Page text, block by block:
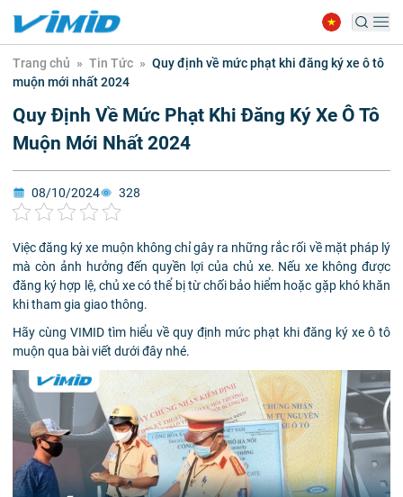
Trang chủ » Tin Tức » Quy định về mức phạt khi đăng ký xe ô tô
muộn mới nhất 2024
Quy Định Về Mức Phạt Khi Đăng Ký Xe Ô Tô
Muộn Mới Nhất 2024
08/10/2024 328
Việc đăng ký xe muộn không chỉ gây ra những rắc rối về mặt pháp lý
mà còn ảnh hưởng đến quyền lợi của chủ xe. Nếu xe không được
đăng ký hợp lệ, chủ xe có thể bị từ chối bảo hiểm hoặc gặp khó khăn
khi tham gia giao thông.
Hãy cùng VIMID tìm hiểu về quy định mức phạt khi đăng ký xe ô tô
muộn qua bài viết dưới đây nhé.